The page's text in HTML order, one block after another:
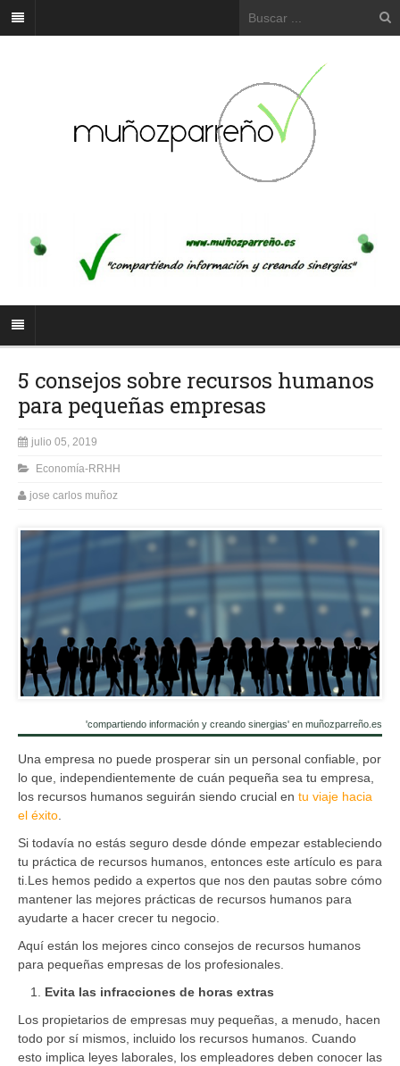
5 consejos sobre recursos humanos
para pequeñas empresas
julio 05, 2019
Economía-RRHH
jose carlos muñoz
'compartiendo información y creando sinergias' en muñozparreño.es
Una empresa no puede prosperar sin un personal confiable, por
lo que, independientemente de cuán pequeña sea tu empresa,
los recursos humanos seguirán siendo crucial en tu viaje hacia
el éxito
Si todavía no estás seguro desde dónde empezar estableciendo
tu práctica de recursos humanos, entonces este artículo es para
ti.Les hemos pedido a expertos que nos den pautas sobre cómo
mantener las mejores prácticas de recursos humanos para
ayudarte a hacer crecer tu negocio.
Aquí están los mejores cinco consejos de recursos humanos
para pequeñas empresas de los profesionales.
Evita las infracciones de horas extras
Los propietarios de empresas muy pequeñas, a menudo, hacen
todo por sí mismos, incluido los recursos humanos. Cuando
esto implica leyes laborales, los empleadores deben conocer las